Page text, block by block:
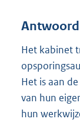
Het kabinet
Het is aan
van hun
hun